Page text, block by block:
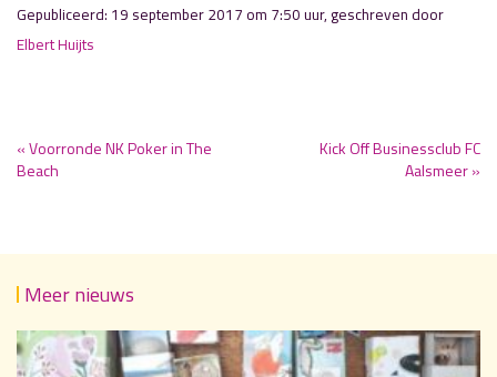
Gepubliceerd: 19 september 2017 om 7:50 uur, geschreven door
Elbert Huijts
« Voorronde NK Poker in The
Beach
Kick Off Businessclub FC
Aalsmeer »
Meer nieuws